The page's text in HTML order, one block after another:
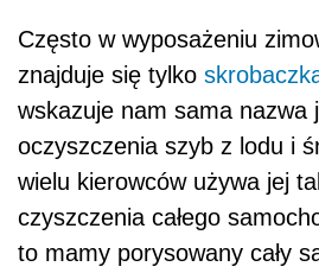
Często w wyposażeniu
znajduje się tylko
wskazuje nam sama nazwa
oczyszczenia szyb z lodu i
wielu kierowców używa jej
czyszczenia całego
to mamy porysowany cały